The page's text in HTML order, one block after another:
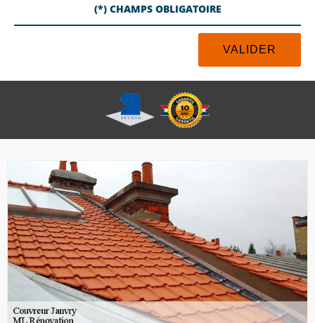
(*) CHAMPS OBLIGATOIRE